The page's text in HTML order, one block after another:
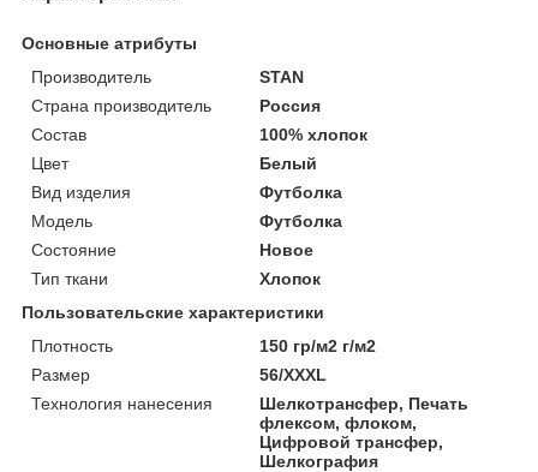
Основные атрибуты
Производитель
STAN
Страна производитель
Россия
Состав
100% хлопок
Цвет
Белый
Вид изделия
Футболка
Мoдель
Футболка
Состояние
Новое
Тип ткани
Хлопок
Пользовательские характеристики
Плотность
150 гр/м2 г/м2
Размер
56/XXXL
Технология нанесения
Шелкотрансфер, Печать
флексом, флоком,
Цифровой трансфер,
Шелкография